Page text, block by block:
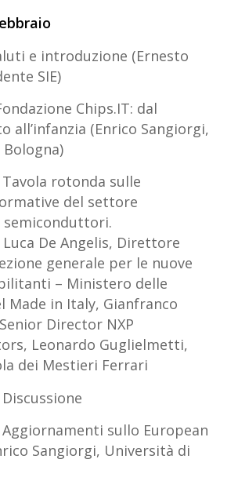
e introduzione (Ernesto
SIE)
Chips.IT: dal
all’infanzia (Enrico Sangiorgi,
Tavola rotonda sulle
del settore
De Angelis, Direttore
generale per le nuove
– Ministero delle
Made in Italy, Gianfranco
Director NXP
Leonardo Guglielmetti,
dei Mestieri Ferrari
Discussione
Aggiornamenti sullo European
Sangiorgi, Università di